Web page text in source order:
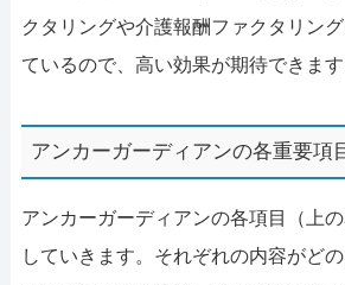
クタリングや介護報酬ファクタリン
ているので、高い効果が期待できます
アンカーガーディアンの各重要項
アンカーガーディアンの各項目（上
していきます。それぞれの内容がど